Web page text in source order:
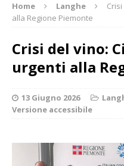
Home Langhe
alla Regione Piemonte
Crisi del vino:
urgenti alla
13 Giugno 2026
Versione accessibile